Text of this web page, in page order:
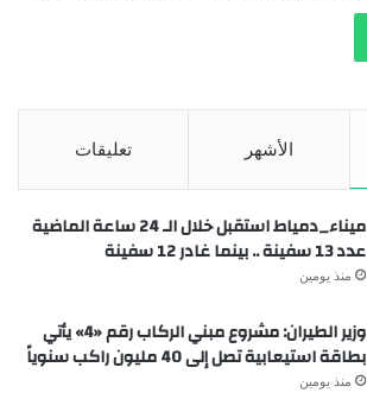
الأشهر تعليقات
ميناء_دمياط استقبل خلال الـ 24 ساعة الماضية
عدد 13 سفينة .. بينما غادر 12 سفينة
منذ يومين
وزير الطيران: مشروع مبني الركاب رقم «4» يأتي
بطاقة استيعابية تصل إلى 40 مليون راكب سنوياً
منذ يومين